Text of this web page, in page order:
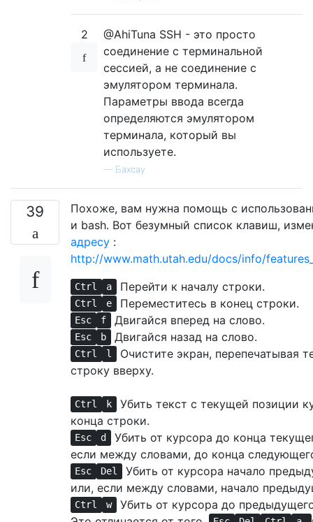
2
@AhiTuna SSH - это просто
соединение с терминальной
сессией, а не соединение с
эмулятором терминала.
Параметры ввода всегда
определяются эмулятором
терминала, который вы
используете.
— Бахсау
39
Похоже, вам нужна помощь с
и bash. Вот безумный список клавиш,
адресу :
http://www.math.utah.edu/docs/info/
Ctrl a Перейти к началу строки.
Ctrl e Переместитесь в конец строки.
Esc f Двигайся вперед на слово.
Esc b Двигайся назад на слово.
Ctrl l
Очистите экран, перепечатывая
строку вверху.
Ctrl k
Убить текст с текущей позиции
конца строки.
Esc d
Убить от курсора до конца
если между словами, до конца
Esc Del
Убить от курсора начало
или, если между словами, начало
Ctrl w
Убить от курсора до